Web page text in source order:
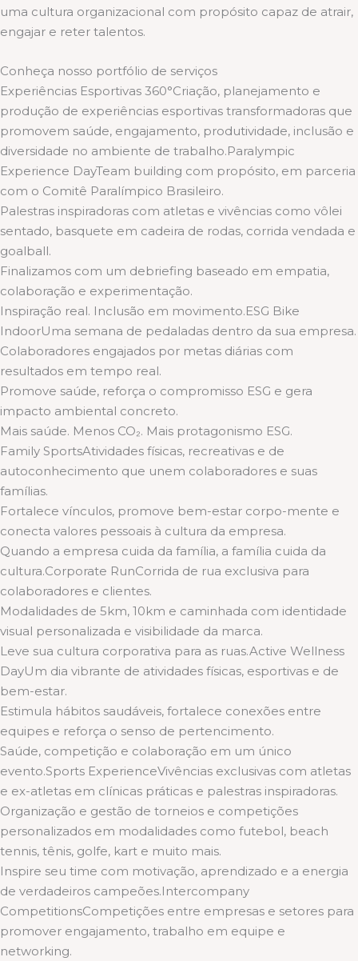
uma cultura organizacional com propósito capaz de atrair,
engajar e reter talentos.
Conheça nosso portfólio de serviços
Experiências Esportivas 360°Criação, planejamento e
produção de experiências esportivas transformadoras que
promovem saúde, engajamento, produtividade, inclusão e
diversidade no ambiente de trabalho.Paralympic
Experience DayTeam building com propósito, em parceria
com o Comitê Paralímpico Brasileiro.
Palestras inspiradoras com atletas e vivências como vôlei
sentado, basquete em cadeira de rodas, corrida vendada e
goalball.
Finalizamos com um debriefing baseado em empatia,
colaboração e experimentação.
Inspiração real. Inclusão em movimento.ESG Bike
IndoorUma semana de pedaladas dentro da sua empresa.
Colaboradores engajados por metas diárias com
resultados em tempo real.
Promove saúde, reforça o compromisso ESG e gera
impacto ambiental concreto.
Mais saúde. Menos CO₂. Mais protagonismo ESG.
Family SportsAtividades físicas, recreativas e de
autoconhecimento que unem colaboradores e suas
famílias.
Fortalece vínculos, promove bem-estar corpo-mente e
conecta valores pessoais à cultura da empresa.
Quando a empresa cuida da família, a família cuida da
cultura.Corporate RunCorrida de rua exclusiva para
colaboradores e clientes.
Modalidades de 5km, 10km e caminhada com identidade
visual personalizada e visibilidade da marca.
Leve sua cultura corporativa para as ruas.Active Wellness
DayUm dia vibrante de atividades físicas, esportivas e de
bem-estar.
Estimula hábitos saudáveis, fortalece conexões entre
equipes e reforça o senso de pertencimento.
Saúde, competição e colaboração em um único
evento.Sports ExperienceVivências exclusivas com atletas
e ex-atletas em clínicas práticas e palestras inspiradoras.
Organização e gestão de torneios e competições
personalizados em modalidades como futebol, beach
tennis, tênis, golfe, kart e muito mais.
Inspire seu time com motivação, aprendizado e a energia
de verdadeiros campeões.Intercompany
CompetitionsCompetições entre empresas e setores para
promover engajamento, trabalho em equipe e
networking.